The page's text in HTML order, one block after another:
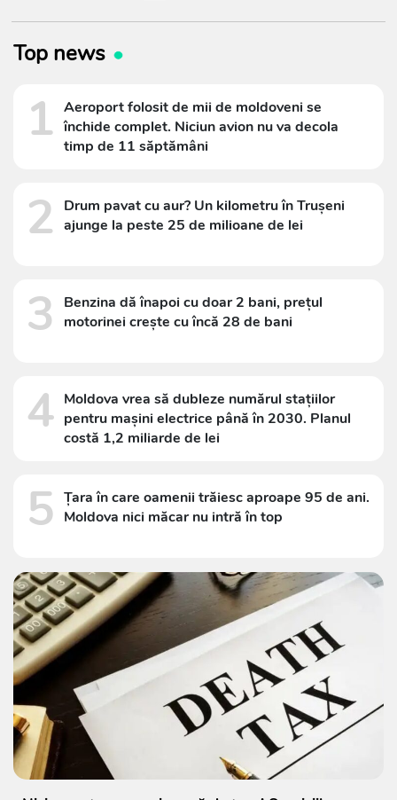
Top news
1 Aeroport folosit de mii de moldoveni se
închide complet. Niciun avion nu va decola
timp de 11 săptămâni
2
Drum pavat cu aur? Un kilometru în Trușeni
ajunge la peste 25 de milioane de lei
3
Benzina dă înapoi cu doar 2 bani, prețul
motorinei crește cu încă 28 de bani
4 Moldova vrea să dubleze numărul stațiilor
pentru mașini electrice până în 2030. Planul
costă 1,2 miliarde de lei
5 Țara în care oamenii trăiesc aproape 95 de ani.
Moldova nici măcar nu intră în top